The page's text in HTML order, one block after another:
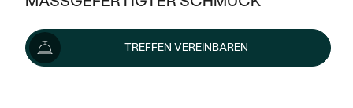
KLASSISCH
MIT MEHREREN DIAMANTEN
HALO
AUSVERKAUF
WENN SCHMUCK HILFT
PLATIN
GOLD
SILBER
AUSVERKAUF
TREFFEN VEREINBAREN
487 €
Lieferoptionen